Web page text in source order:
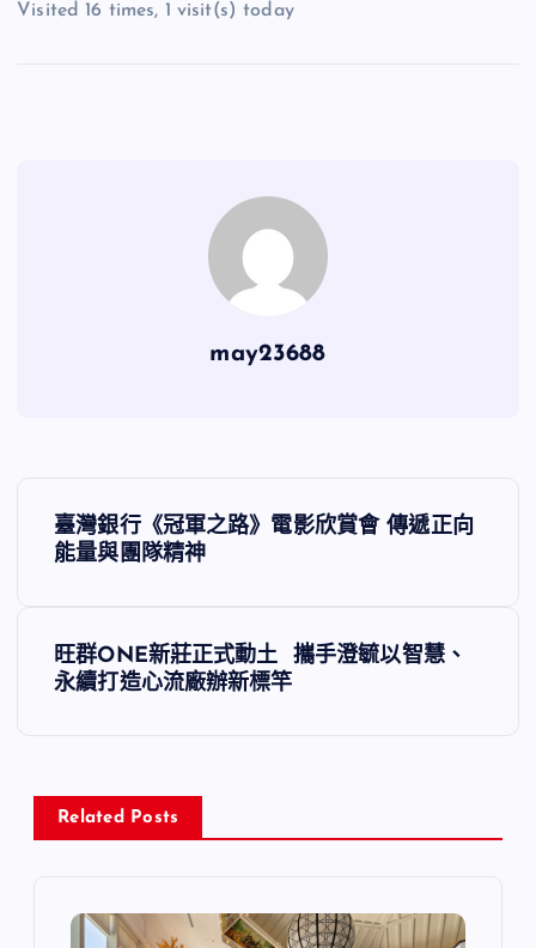
Visited 16 times, 1 visit(s) today
may23688
文
章
覽
臺灣銀行《冠軍之路》電影欣賞會 傳遞正向
能量與團隊精神
旺群ONE新莊正式動土 攜手澄毓以智慧、
永續打造心流廠辦新標竿
Related Posts